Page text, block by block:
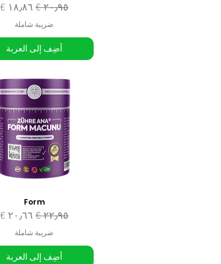
سعر عادي‏٢٠٫٩٥ € سعر البيع
ضريبة شاملة
أضِف إلى العربة
Form
سعر عادي‏٢٢٫٩٥ € سعر البيع
ضريبة شاملة
أضِف إلى العربة